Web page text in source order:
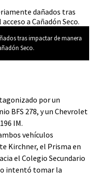
tras impactar de manera
Seco.
por un
BFS 278, y un Chevrolet
IM.
vehículos
Kirchner, el Prisma en
el Colegio Secundario
intentó tomar la